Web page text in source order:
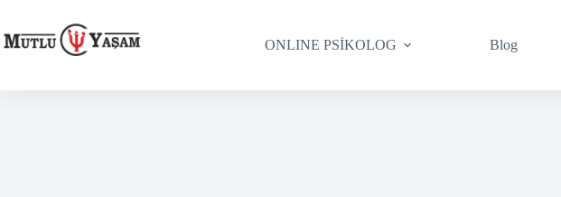
ONLINE PSİKOLOG Blog